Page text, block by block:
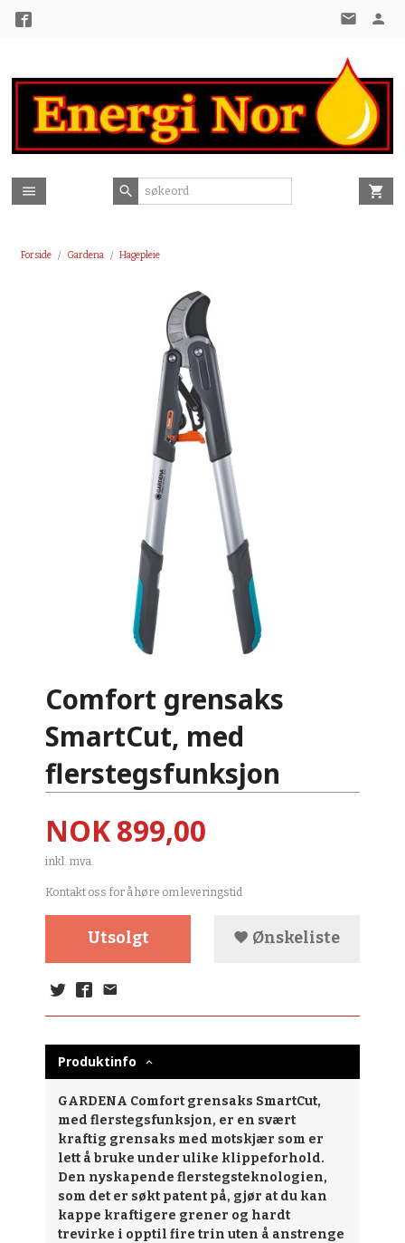
Forside Gardena Hagepleie
Comfort grensaks
SmartCut, med
flerstegsfunksjon
Pris
NOK899,00
inkl. mva.
Kontakt oss for å høre om leveringstid
Utsolgt Ønskeliste
Produktinfo
GARDENA Comfort grensaks SmartCut,
med flerstegsfunksjon, er en svært
kraftig grensaks med motskjær som er
lett å bruke under ulike klippeforhold.
Den nyskapende flerstegsteknologien,
som det er søkt patent på, gjør at du kan
kappe kraftigere grener og hardt
trevirke i opptil fire trin uten å anstrenge